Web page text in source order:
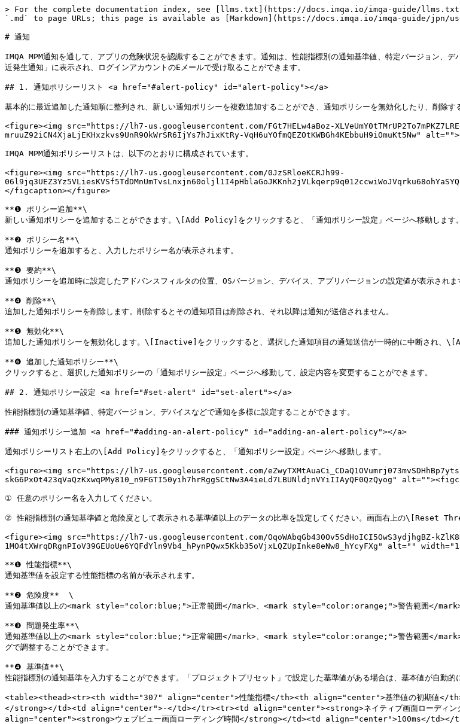
> For the complete documentation index, see [llms.txt](https://docs.imqa.io/imqa-guide/
`.md` to page URLs; this page is available as [Markdown](https://docs.imqa.io/imqa-guide/jpn/
# 通知
IMQA MPM通知を通して、アプリの危険状況を認識することができます。通知は、性能指標別の通知基準値、特定バージョン
近発生通知」に表示され、ログインアカウントのEメールで受け取ることができます。
## 1. 通知ポリシーリスト <a href="#alert-policy" id="alert-policy"></a>
基本的に最近追加した通知順に整列され、新しい通知ポリシーを複数追加することができ、通知ポリシーを無効化したり、削除す
<figure><img src="https://lh7-us.googleusercontent.com/FGt7HELw4aBoz-
mruuZ92iCN4XjaLjEKHxzkvs9UnR9OkWrSR6IjYs7hJixKtRy-
IMQA MPM通知ポリシーリストは、以下のとおりに構成されています。
<figure><img src="https://lh7-us.googleusercontent.com/0JzSRloeKCRJh99-
</figcaption></figure>
**❶ ポリシー追加**\
新しい通知ポリシーを追加することができます。\[Add Policy]をクリックすると、「通知ポリシー設定」ページへ移動します。
**❷ ポリシー名**\
通知ポリシーを追加すると、入力したポリシー名が表示されます。
**❸ 要約**\
通知ポリシーを追加時に設定したアドバンスフィルタの位置、OSバージョン、デバイス、アプリバージョンの設定値が表示されま
**❹ 削除**\
追加した通知ポリシーを削除します。削除するとその通知項目は削除され、それ以降は通知が送信されません。
**❺ 無効化**\
追加した通知ポリシーを無効化します。\[Inactive]をクリックすると、選択した通知項目の通知送信が一時的に中断され、
**❻ 追加した通知ポリシー**\
クリックすると、選択した通知ポリシーの「通知ポリシー設定」ページへ移動して、設定内容を変更することができます。
## 2. 通知ポリシー設定 <a href="#set-alert" id="set-alert"></a>
性能指標別の通知基準値、特定バージョン、デバイスなどで通知を多様に設定することができます。
### 通知ポリシー追加 <a href="#adding-an-alert-policy" id="adding-an-alert-policy"></a>
通知ポリシーリスト右上の\[Add Policy]をクリックすると、「通知ポリシー設定」ページへ移動します。
<figure><img src="https://lh7-us.googleusercontent.com/
skG6PxOt423qVaQzKxwqPMy810_n9FGTI50yih7hrRggSCtNw3A4ieLd7LBUNldjnVYiIIAyQF0QzQyog"
① 任意のポリシー名を入力してください。
② 性能指標別の通知基準値と危険度として表示される基準値以上のデータの比率を設定してください。画面右上の\[Reset
<figure><img src="https://lh7-us.googleusercontent.com/OqoWAbqGb430Ov5SdHoICI5OwS3ydjhgBZ-
1MO4tXWrqDRgnPIoV39GEUoUe6YQFdYln9Vb4_hPynPQwx5Kkb35oVjxLQZUpInke8eNw8_hYcyFXg" alt=""
**❶ 性能指標**\
通知基準値を設定する性能指標の名前が表示されます。
**❷ 危険度**  \
通知基準値以上の<mark style="color:blue;">正常範囲</mark>、<mark style="color:orange;">警告範囲</
**❸ 問題発生率**\
通知基準値以上の<mark style="color:blue;">正常範囲</mark>、<mark style="color:orange;">警告範囲</mark>
グで調整することができます。
**❹ 基準値**\
性能指標別の通知基準を入力することができます。「プロジェクトプリセット」で設定した基準値がある場合は、基本値が自動的
<table><thead><tr><th width="307" align="center">性能指標</th><th align="center">基準値の初期値</
</strong></td><td align="center">-</td></tr><tr><td align="center"><strong>ネイティブ画面ローディ
align="center"><strong>ウェブビュー画面ローディング時間</strong></td><td align="center">100ms</